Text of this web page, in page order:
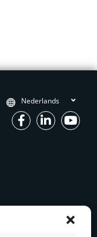
Nederlands